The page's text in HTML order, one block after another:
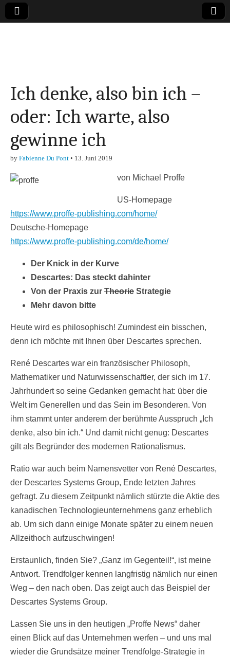
Finanzen,
Marketing-, Vertrieb-
& Investment-Tipps
Ich denke, also bin ich –
oder: Ich warte, also
gewinne ich
by Fabienne Du Pont • 13. Juni 2019
von Michael Proffe
US-Homepage
https://www.proffe-publishing.com/home/
Deutsche-Homepage
https://www.proffe-publishing.com/de/home/
Der Knick in der Kurve
Descartes: Das steckt dahinter
Von der Praxis zur Theorie Strategie
Mehr davon bitte
Heute wird es philosophisch! Zumindest ein bisschen,
denn ich möchte mit Ihnen über Descartes sprechen.
René Descartes war ein französischer Philosoph,
Mathematiker und Naturwissenschaftler, der sich im 17.
Jahrhundert so seine Gedanken gemacht hat: über die
Welt im Generellen und das Sein im Besonderen. Von
ihm stammt unter anderem der berühmte Ausspruch „Ich
denke, also bin ich.“ Und damit nicht genug: Descartes
gilt als Begründer des modernen Rationalismus.
Ratio war auch beim Namensvetter von René Descartes,
der Descartes Systems Group, Ende letzten Jahres
gefragt. Zu diesem Zeitpunkt nämlich stürzte die Aktie des
kanadischen Technologieunternehmens ganz erheblich
ab. Um sich dann einige Monate später zu einem neuen
Allzeithoch aufzuschwingen!
Erstaunlich, finden Sie? „Ganz im Gegenteil!“, ist meine
Antwort. Trendfolger kennen langfristig nämlich nur einen
Weg – den nach oben. Das zeigt auch das Beispiel der
Descartes Systems Group.
Lassen Sie uns in den heutigen „Proffe News“ daher
einen Blick auf das Unternehmen werfen – und uns mal
wieder die Grundsätze meiner Trendfolge-Strategie in